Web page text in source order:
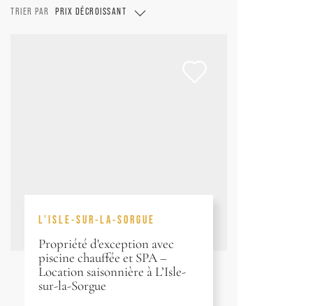
TRIER PAR PRIX DÉCROISSANT
L'ISLE-SUR-LA-SORGUE
Propriété d'exception avec
piscine chauffée et SPA –
Location saisonnière à L’Isle-
sur-la-Sorgue